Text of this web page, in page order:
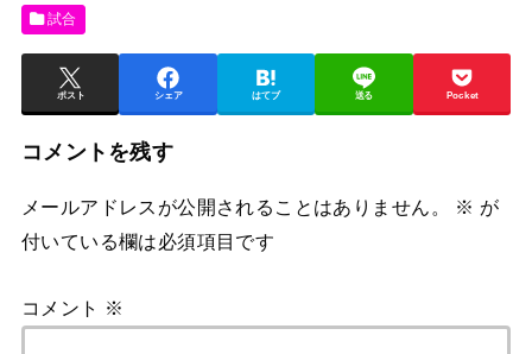
試合
ポスト シェア はてブ 送る Pocket
コメントを残す
メールアドレスが公開されることはありません。 ※ が
付いている欄は必須項目です
コメント ※